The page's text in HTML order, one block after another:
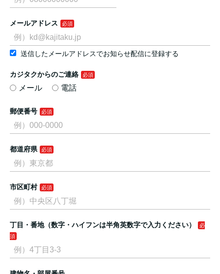
メールアドレス
送信したメールアドレスでお知らせ配信に登録する
カジタクからのご連絡
メール 電話
郵便番号
都道府県
市区町村
丁目・番地（数字・ハイフンは半角英数字で入力ください）